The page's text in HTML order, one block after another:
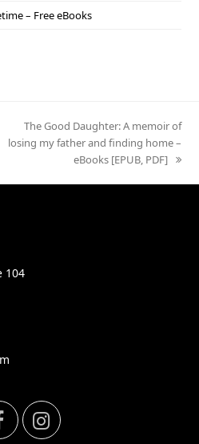
– Free eBooks
next
post:
The Good Daughter: A memoir of
losing my father and finding home –
eBooks [EPUB, PDF]
104
F